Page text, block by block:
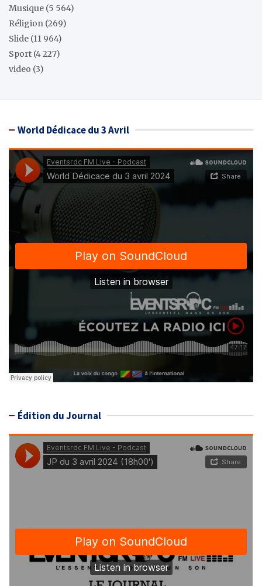
Musique (5 564)
Réligion (269)
Slide (11 964)
Sport (4 227)
video (3)
World Dédicace du 3 Avril
Édition du Journal